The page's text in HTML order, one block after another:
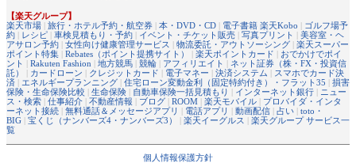
【楽天グループ】
楽天市場 | 旅行・ホテル予約・航空券 | 本・DVD・CD | 電子書籍 楽天Kobo | ゴルフ場予
約 | レシピ | 車検見積もり・予約 | イベント・チケット販売 | 写真プリント | 美容室・ヘ
アサロン予約 | 女性向け健康管理サービス | 物流委託・アウトソーシング | 楽天スーパー
ポイント特集 | Rebates（ポイント提携サイト） | 楽天ポイントカード | おでかけでポイ
ント | Rakuten Fashion | 地方競馬 | 競輪 | アフィリエイト | ネット証券（株・FX・投資信
託）
| カードローン | クレジットカード | 電子マネー | 決済システム | スマホでカード決
済 | エネルギープランニング | 住宅ローン変動金利（固定特約付き）・フラット35 | 損害
保険・生命保険比較 | 生命保険 | 自動車保険一括見積もり | インターネット銀行 | ニュー
ス・検索 | 仕事紹介 | 不動産情報 | ブログ | ROOM | 楽天モバイル | プロバイダ・インタ
ーネット接続 | 無料通話＆メッセージアプリ | 電話アプリ | 動画配信 | 占い | toto・
BIG | 宝くじ（ナンバーズ4・ナンバーズ3） | 楽天イーグルス | 楽天グループ サービス一
覧
個人情報保護方針